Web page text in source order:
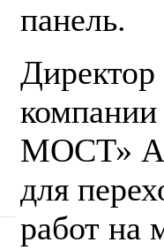
панель.
Директор
МОСТ»
для
работ на